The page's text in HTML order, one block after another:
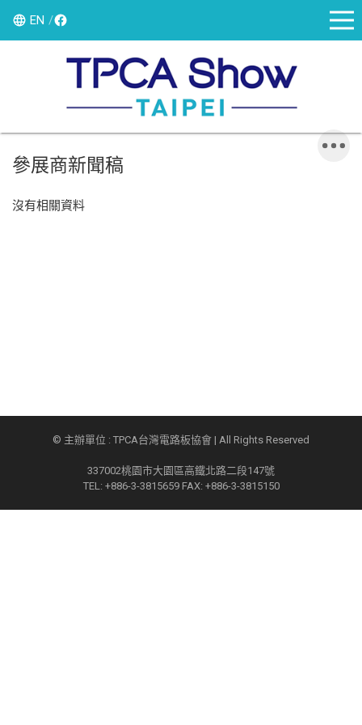
EN
參展商新聞稿
沒有相關資料
© 主辦單位 : TPCA台灣電路板協會 | All Rights Reserved
337002桃園市大園區高鐵北路二段147號
TEL: +886-3-3815659 FAX: +886-3-3815150